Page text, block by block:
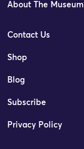
About The Museum
Contact Us
Shop
Blog
Subscribe
Privacy Policy